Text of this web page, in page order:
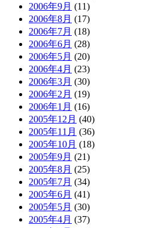
2006年9月 (11)
2006年8月 (17)
2006年7月 (18)
2006年6月 (28)
2006年5月 (20)
2006年4月 (23)
2006年3月 (30)
2006年2月 (19)
2006年1月 (16)
2005年12月 (40)
2005年11月 (36)
2005年10月 (18)
2005年9月 (21)
2005年8月 (25)
2005年7月 (34)
2005年6月 (41)
2005年5月 (30)
2005年4月 (37)